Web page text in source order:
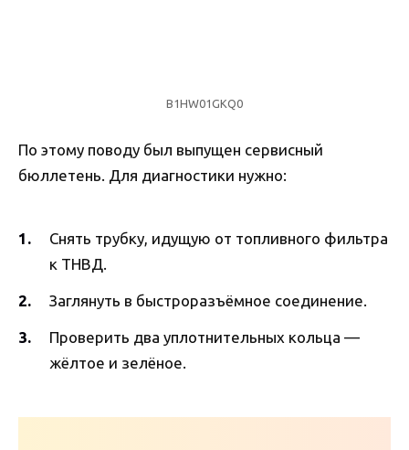
B1HW01GKQ0
По этому поводу был выпущен сервисный
бюллетень. Для диагностики нужно:
Снять трубку, идущую от топливного фильтра
к ТНВД.
Заглянуть в быстроразъёмное соединение.
Проверить два уплотнительных кольца —
жёлтое и зелёное.